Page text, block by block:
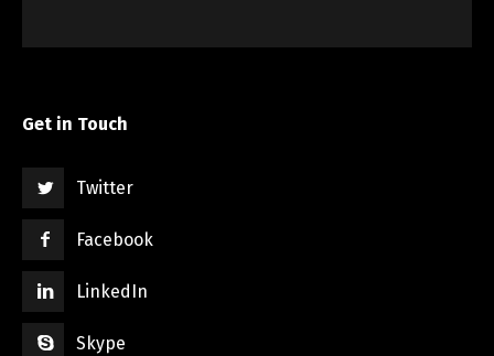
Get in Touch
Twitter
Facebook
LinkedIn
Skype